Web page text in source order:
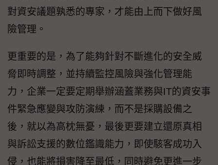
對資安議題孰悉的專家，才能由上而下做好風
險管理。
更重要的是，為了能夠針對不斷進化的安全威
脅即時調整，並持續監控風險與強化管理能
力，企業一定要定期舉辦涵蓋業務與IT的資安事
件緊急應變與攻防演練，而不是採購設備之
後，就以為高枕無憂，最後更要建立還原真相
與訴訟支援的數位鑑識能力，即使駭客成功入
侵，也能將損害降至最低，同時避免更進一步